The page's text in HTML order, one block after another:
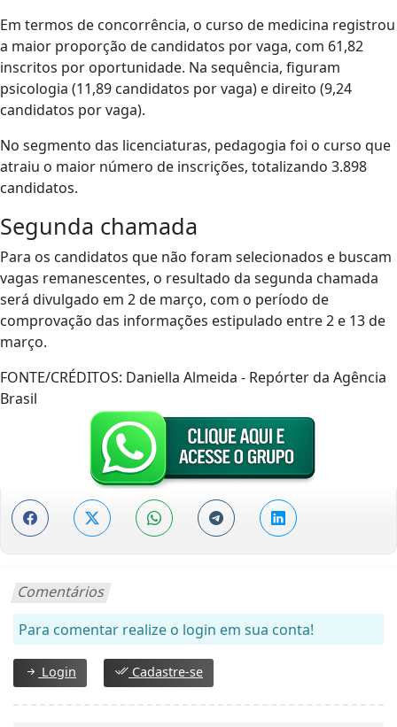
Em termos de concorrência, o curso de medicina registrou
a maior proporção de candidatos por vaga, com 61,82
inscritos por oportunidade. Na sequência, figuram
psicologia (11,89 candidatos por vaga) e direito (9,24
candidatos por vaga).
No segmento das licenciaturas, pedagogia foi o curso que
atraiu o maior número de inscrições, totalizando 3.898
candidatos.
Segunda chamada
Para os candidatos que não foram selecionados e buscam
vagas remanescentes, o resultado da segunda chamada
será divulgado em 2 de março, com o período de
comprovação das informações estipulado entre 2 e 13 de
março.
FONTE/CRÉDITOS: Daniella Almeida - Repórter da Agência
Brasil
Comentários
Para comentar realize o login em sua conta!
Login Cadastre-se